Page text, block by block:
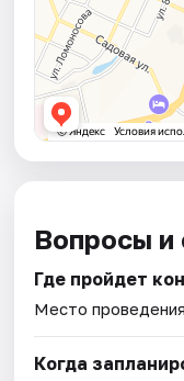
Вопросы и
Где пройдет
Место
Когда